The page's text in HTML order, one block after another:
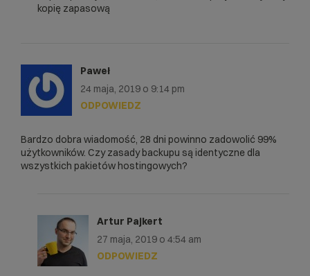
kopię zapasową
Paweł
24 maja, 2019 o 9:14 pm
Bardzo dobra wiadomość, 28 dni powinno zadowolić 99%
użytkowników. Czy zasady backupu są identyczne dla
wszystkich pakietów hostingowych?
ODPOWIEDZ
Artur Pajkert
27 maja, 2019 o 4:54 am
ODPOWIEDZ